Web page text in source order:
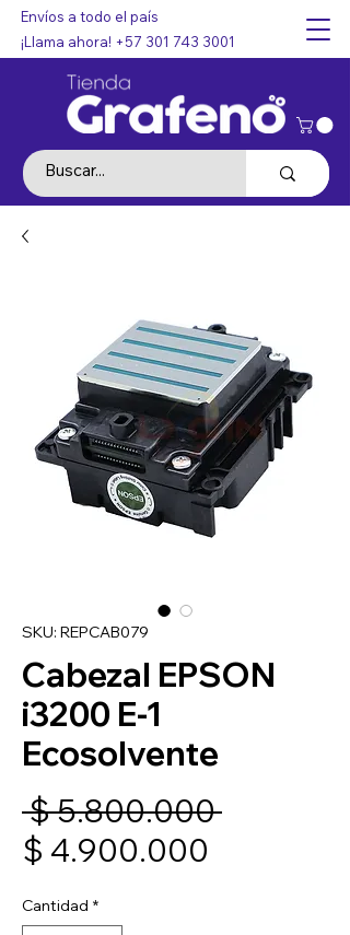
Envíos a todo el país
¡Llama ahora! +57 301 743 3001
SKU: REPCAB079
Cabezal EPSON
i3200 E-1
Ecosolvente
$ 5.800.000 Precio
$ 4.900.000
Cantidad *